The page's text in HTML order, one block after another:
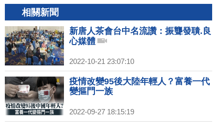
相關新聞
新唐人茶會台中名流讚：振聾發聵.良
心媒體
2022-10-21 23:07:10
疫情改變95後大陸年輕人？富養一代
變摳門一族
2022-09-27 18:15:19